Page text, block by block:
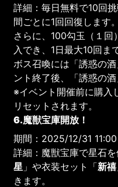
詳細：毎日無料で10回
間ごとに1回回復します。
さらに、100勾玉（１
入でき、1日最大10回ま
ボス召喚には「誘惑の
ント終了後、「誘惑の
※イベント開催前に購入
リセットされます。
6.魔獣宝庫開放！
期間：2025/12/31
詳細：魔獣宝庫で星石
星 」や衣装セット「新禧
きます。